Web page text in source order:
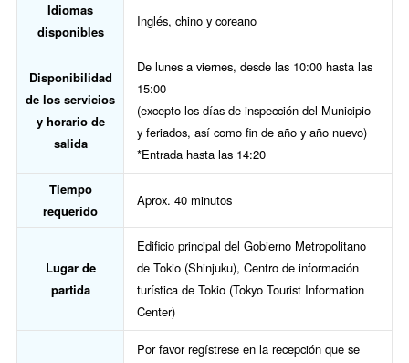
Idiomas
disponibles
Inglés, chino y coreano
Disponibilidad
de los servicios
y horario de
salida
De lunes a viernes, desde las 10:00 hasta las
15:00
(excepto los días de inspección del Municipio
y feriados, así como fin de año y año nuevo)
*Entrada hasta las 14:20
Tiempo
requerido
Aprox. 40 minutos
Lugar de
partida
Edificio principal del Gobierno Metropolitano
de Tokio (Shinjuku), Centro de información
turística de Tokio (Tokyo Tourist Information
Center)
Por favor regístrese en la recepción que se